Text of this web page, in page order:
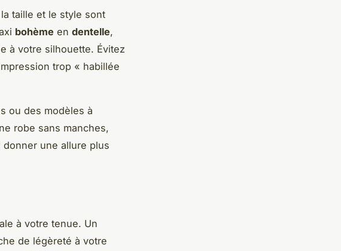
taille et le style sont
bohème en dentelle,
à votre silhouette. Évitez
trop « habillée
ou des modèles à
robe sans manches,
une allure plus
à votre tenue. Un
de légèreté à votre